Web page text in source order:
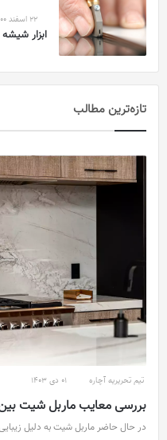
22 اسفند 1400
ابزار
تازه‌ترین مطالب
تیم تحریریه آچاره 01 دی 1403
بررسی معایب ماربل شیت بین
در حال حاضر ماربل شیت به دلیل